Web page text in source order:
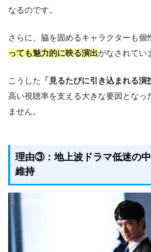
なるのです。
さらに、脇を固めるキャラクターも個
っても魅力的に映る演出がなされてい
こうした 「見るたびに引き込まれる演
高い視聴率を支える大きな要因となっ
ません。
理由③：地上波ドラマ低迷の
維持